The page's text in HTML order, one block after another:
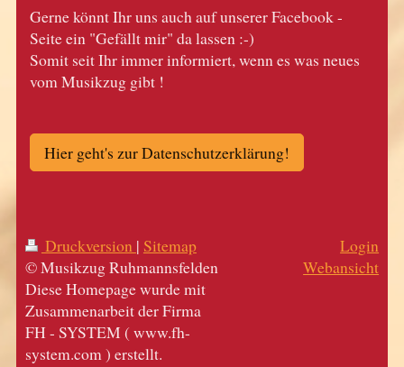
Gerne könnt Ihr uns auch auf unserer Facebook -
Seite ein "Gefällt mir" da lassen :-)
Somit seit Ihr immer informiert, wenn es was neues
vom Musikzug gibt !
Hier geht's zur Datenschutzerklärung!
Druckversion | Sitemap
© Musikzug Ruhmannsfelden
Diese Homepage wurde mit
Zusammenarbeit der Firma
FH - SYSTEM ( www.fh-
system.com ) erstellt.
Login
Webansicht